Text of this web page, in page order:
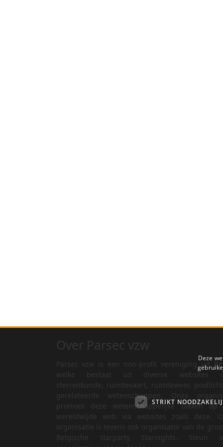
Parsec vzw is een non-profit vereniging uit
welke bestaat uit diverse websites
gerelateerde wetenschappen. Onze
promoot deze wetenschappelijke takken op
Deze
STRIKT